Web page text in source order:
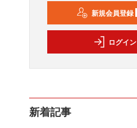
新規会員登録
ログイン
新着記事